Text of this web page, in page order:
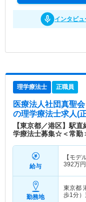
インタビュ
理学療法士 正職員
医療法人社団真聖
の理学療法士求人(
【東京都／港区】駅
学療法士募集☆＜常勤
給与
【モデ
392万
勤務地
東京都
歩1分